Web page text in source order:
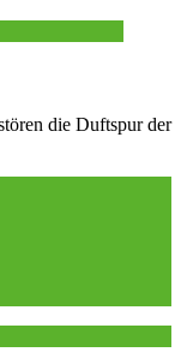
die Duftspur der